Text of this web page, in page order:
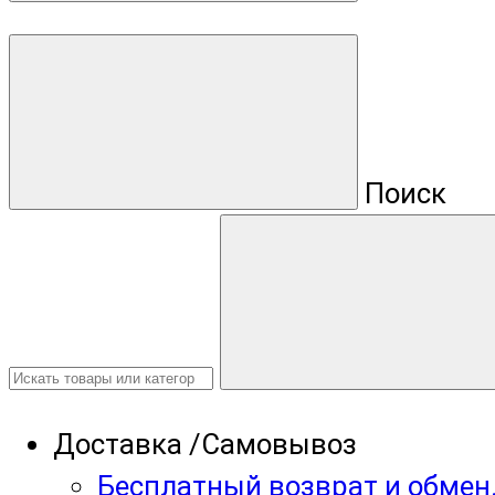
Поиск
Доставка /Самовывоз
Бесплатный возврат и